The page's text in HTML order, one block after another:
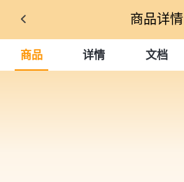
商品详情
商品 详情 文档